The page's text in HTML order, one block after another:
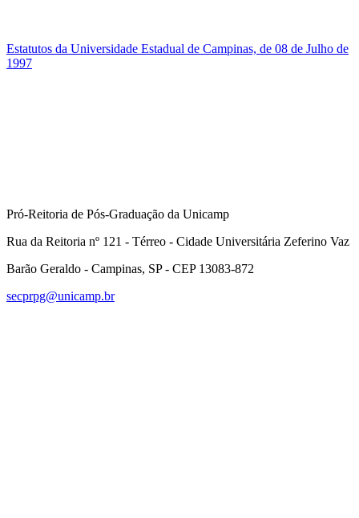
Estatutos da Universidade Estadual de Campinas, de 08 de Julho de
1997
Pró-Reitoria de Pós-Graduação da Unicamp
Rua da Reitoria nº 121 - Térreo - Cidade Universitária Zeferino Vaz
Barão Geraldo - Campinas, SP - CEP 13083-872
secprpg@unicamp.br